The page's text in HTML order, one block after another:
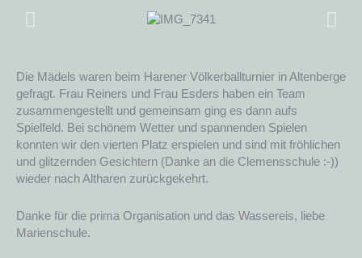
Die Mädels waren beim Harener Völkerballturnier in Altenberge
gefragt. Frau Reiners und Frau Esders haben ein Team
zusammengestellt und gemeinsam ging es dann aufs
Spielfeld. Bei schönem Wetter und spannenden Spielen
konnten wir den vierten Platz erspielen und sind mit fröhlichen
und glitzernden Gesichtern (Danke an die Clemensschule :-))
wieder nach Altharen zurückgekehrt.
Danke für die prima Organisation und das Wassereis, liebe
Marienschule.